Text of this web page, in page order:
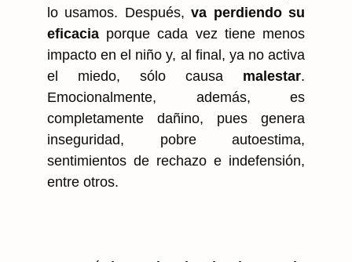
lo usamos. Después,va perdiendo su
eficacia porque cada vez tiene menos
impacto en el niño y, al final, ya no activa
el miedo, sólo causa malestar.
Emocionalmente, además, es
completamente dañino, pues genera
inseguridad, pobre autoestima,
sentimientos de rechazo e indefensión,
entre otros.